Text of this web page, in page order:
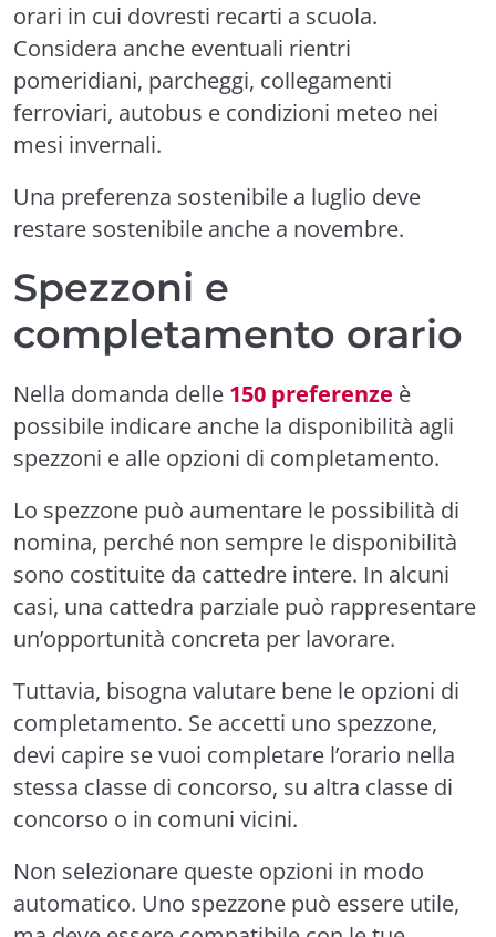
orari in cui dovresti recarti a scuola.
Considera anche eventuali rientri
pomeridiani, parcheggi, collegamenti
ferroviari, autobus e condizioni meteo nei
mesi invernali.
Una preferenza sostenibile a luglio deve
restare sostenibile anche a novembre.
Spezzoni e
completamento orario
Nella domanda delle 150 preferenze è
possibile indicare anche la disponibilità agli
spezzoni e alle opzioni di completamento.
Lo spezzone può aumentare le possibilità di
nomina, perché non sempre le disponibilità
sono costituite da cattedre intere. In alcuni
casi, una cattedra parziale può rappresentare
un’opportunità concreta per lavorare.
Tuttavia, bisogna valutare bene le opzioni di
completamento. Se accetti uno spezzone,
devi capire se vuoi completare l’orario nella
stessa classe di concorso, su altra classe di
concorso o in comuni vicini.
Non selezionare queste opzioni in modo
automatico. Uno spezzone può essere utile,